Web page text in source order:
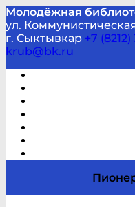
Молодёжная
ул.
г. Сыктывкар +7 (8212)
krub@bk.ru